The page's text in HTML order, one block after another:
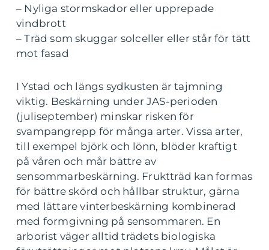
– Nyliga stormskador eller upprepade
vindbrott
– Träd som skuggar solceller eller står för tätt
mot fasad
I Ystad och längs sydkusten är tajmning
viktig. Beskärning under JAS-perioden
(juliseptember) minskar risken för
svampangrepp för många arter. Vissa arter,
till exempel björk och lönn, blöder kraftigt
på våren och mår bättre av
sensommarbeskärning. Fruktträd kan formas
för bättre skörd och hållbar struktur, gärna
med lättare vinterbeskärning kombinerad
med formgivning på sensommaren. En
arborist väger alltid trädets biologiska